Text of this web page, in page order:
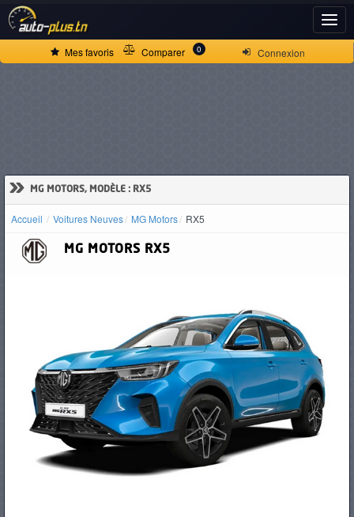
Connexion
Mes favoris Comparer 0
» MG MOTORS, MODÈLE : RX5
Accueil Voitures Neuves MG Motors RX5
MG MOTORS RX5
ACCUEIL
D'OCCASION
PNEUS